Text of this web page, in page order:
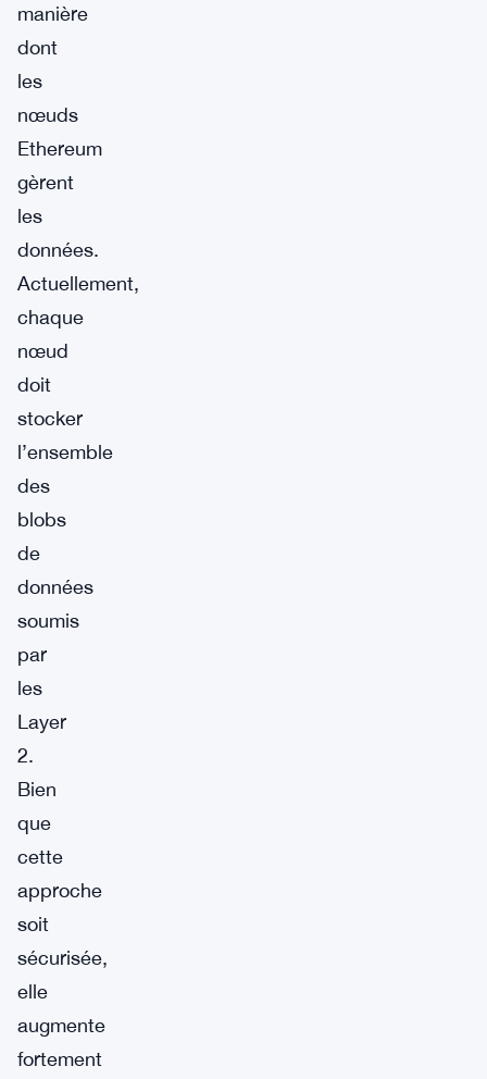
manière
dont
les
nœuds
Ethereum
gèrent
les
données.
Actuellement,
chaque
nœud
doit
stocker
l’ensemble
des
blobs
de
données
soumis
par
les
Layer
2.
Bien
que
cette
approche
soit
sécurisée,
elle
augmente
fortement